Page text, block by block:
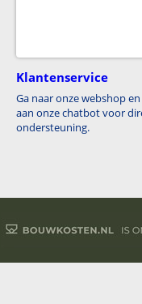
Klantenservice
Ga naar onze webshop
aan onze chatbot voor
ondersteuning.